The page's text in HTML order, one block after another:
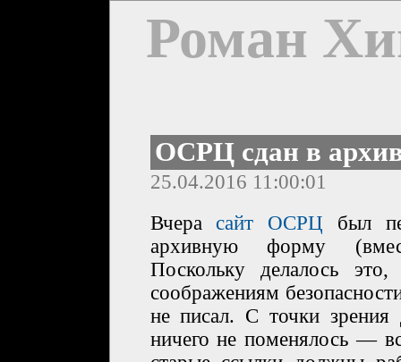
Роман
ОСРЦ сдан в
25.04.2016 11:00:01
Вчерасайт ОСРЦ был
архивную форму
Поскольку делалось
соображениям
не писал. С точки зрения
ничего не поменялось —